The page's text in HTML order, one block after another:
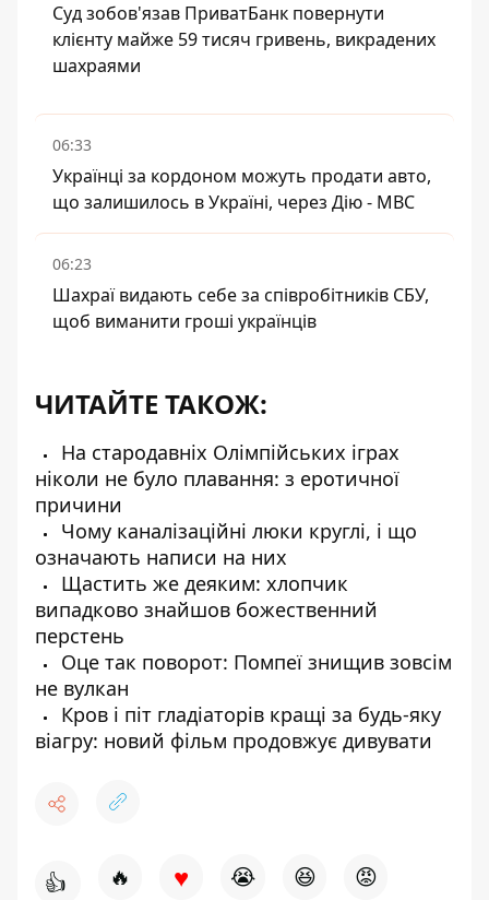
Суд зобов'язав ПриватБанк повернути
клієнту майже 59 тисяч гривень, викрадених
шахраями
06:33
Українці за кордоном можуть продати авто,
що залишилось в Україні, через Дію - МВС
06:23
Шахраї видають себе за співробітників СБУ,
щоб виманити гроші українців
ЧИТАЙТЕ ТАКОЖ:
На стародавніх Олімпійських іграх
ніколи не було плавання: з еротичної
причини
Чому каналізаційні люки круглі, і що
означають написи на них
Щастить же деяким: хлопчик
випадково знайшов божественний
перстень
Оце так поворот: Помпеї знищив зовсім
не вулкан
Кров і піт гладіаторів кращі за будь-яку
віагру: новий фільм продовжує дивувати
👍 🔥 ♥ 😭 😆 😡